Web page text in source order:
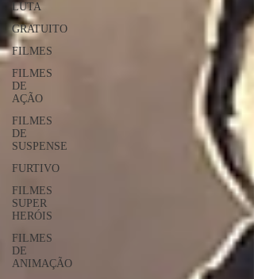
LUTA
GRATUITO
FILMES
FILMES
DE
AÇÃO
FILMES
DE
SUSPENSE
FURTIVO
FILMES
SUPER
HERÓIS
FILMES
DE
ANIMAÇÃO